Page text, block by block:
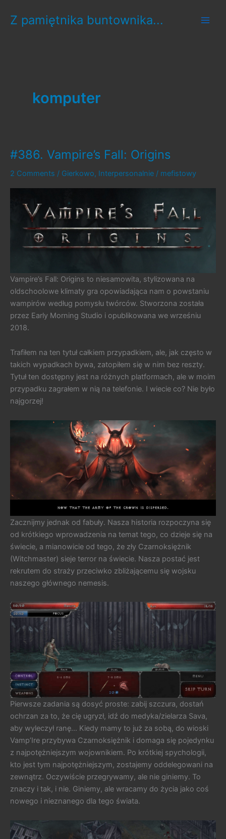
content
Z pamiętnika buntownika...
komputer
#386. Vampire’s Fall: Origins
2 Comments / Gierkowo, Interpersonalnie / mefistowy
Vampire’s Fall: Origins to niesamowita, stylizowana na
oldschoolowe klimaty gra opowiadająca nam o powstaniu
wampirów według pomysłu twórców. Stworzona została
przez Early Morning Studio i opublikowana we wrześniu
2018.
Trafiłem na ten tytuł całkiem przypadkiem, ale, jak często w
takich wypadkach bywa, zatopiłem się w nim bez reszty.
Tytuł ten dostępny jest na różnych platformach, ale w moim
przypadku zagrałem w nią na telefonie. I wiecie co? Nie było
najgorzej!
Zacznijmy jednak od fabuły. Nasza historia rozpoczyna się
od krótkiego wprowadzenia na temat tego, co dzieje się na
świecie, a mianowicie od tego, że zły Czarnoksiężnik
(Witchmaster) sieje terror na świecie. Nasza postać jest
rekrutem do straży przeciwko zbliżającemu się wojsku
naszego głównego nemesis.
Pierwsze zadania są dosyć proste: zabij szczura, dostań
ochrzan za to, że cię ugryzł, idź do medyka/zielarza Sava,
aby wyleczył ranę… Kiedy mamy to już za sobą, do wioski
Vamp’Ire przybywa Czarnoksiężnik i domaga się pojedynku
z najpotężniejszym wojownikiem. Po krótkiej spychologii,
kto jest tym najpotężniejszym, zostajemy oddelegowani na
zewnątrz. Oczywiście przegrywamy, ale nie giniemy. To
znaczy i tak, i nie. Giniemy, ale wracamy do życia jako coś
nowego i nieznanego dla tego świata.